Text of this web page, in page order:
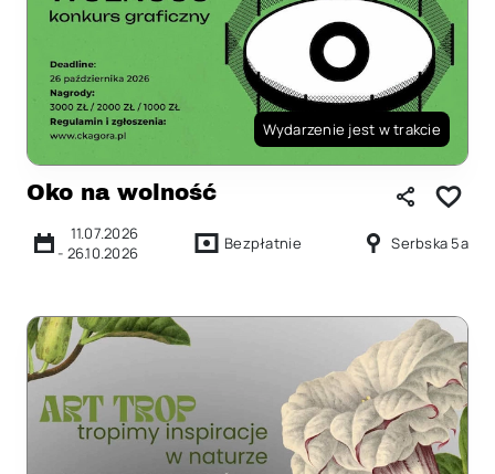
Wydarzenie jest w trakcie
Oko na wolność
11.07.2026
- 26.10.2026 Bezpłatnie Serbska 5a